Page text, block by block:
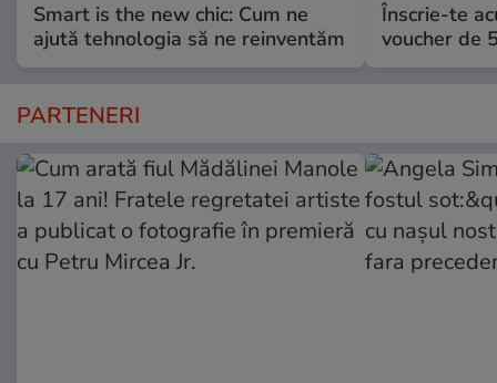
Smart is the new chic: Cum ne
ajută tehnologia să ne reinventăm
Înscrie-te
voucher de
PARTENERI